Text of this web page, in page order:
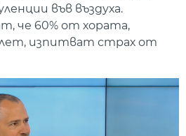
във въздуха.
че 60% от хората,
изпитват страх от